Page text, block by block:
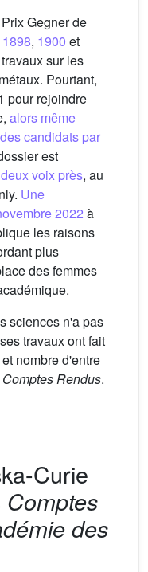
Gegner de
1898, 1900 et
sur les
Pourtant,
pour rejoindre
alors même
candidats par
est
voix près, au
Une
2022 à
les raisons
plus
des femmes
sciences n'a pas
travaux ont fait
nombre d'entre
Comptes Rendus.
Curie
Comptes
des